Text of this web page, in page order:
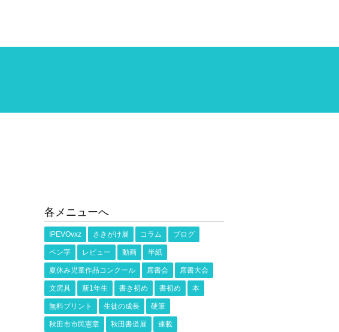
各メニューへ
IPEVOvxz さきがけ展 コラム ブログ
ペン字 レビュー 動画 半紙
夏休み児童作品コンクール 席書会 席書大会
文房具 新1年生 書き初め 書初め 本
無料プリント 生徒の成長 硬筆
秋田市市民憲章 秋田書道展 連載